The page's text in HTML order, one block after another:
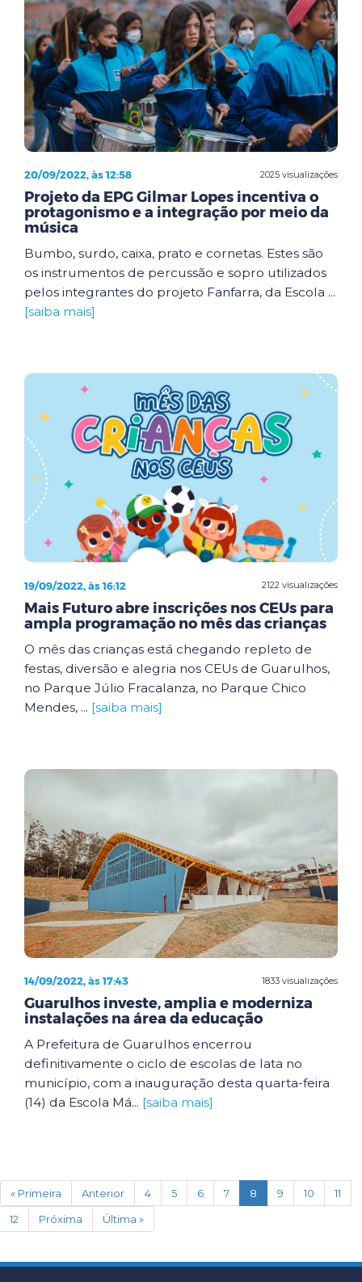
2025 visualizações
20/09/2022, às 12:58
Projeto da EPG Gilmar Lopes incentiva o
protagonismo e a integração por meio da
música
Bumbo, surdo, caixa, prato e cornetas. Estes são
os instrumentos de percussão e sopro utilizados
pelos integrantes do projeto Fanfarra, da Escola ...
[saiba mais]
2122 visualizações
19/09/2022, às 16:12
Mais Futuro abre inscrições nos CEUs para
ampla programação no mês das crianças
O mês das crianças está chegando repleto de
festas, diversão e alegria nos CEUs de Guarulhos,
no Parque Júlio Fracalanza, no Parque Chico
Mendes, ... [saiba mais]
1833 visualizações
14/09/2022, às 17:43
Guarulhos investe, amplia e moderniza
instalações na área da educação
A Prefeitura de Guarulhos encerrou
definitivamente o ciclo de escolas de lata no
município, com a inauguração desta quarta-feira
(14) da Escola Má... [saiba mais]
« Primeira Anterior 4 5 6 7 8 (current)
9 10
11
12
Próxima Última »